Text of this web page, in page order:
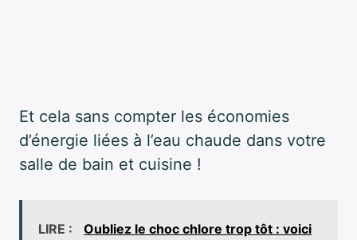
Et cela sans compter les économies
d’énergie liées à l’eau chaude dans votre
salle de bain et cuisine !
LIRE :
Oubliez le choc chlore trop tôt : voici